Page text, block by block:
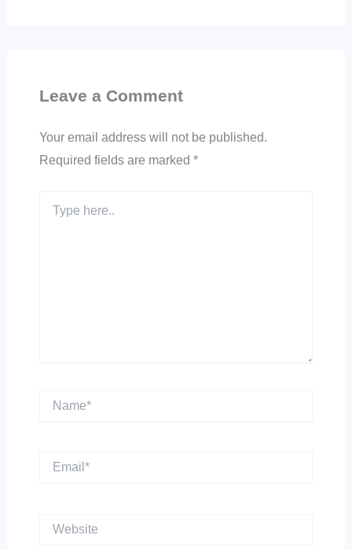
Leave a Comment
Your email address will not be published.
Required fields are marked *
here..
Email*